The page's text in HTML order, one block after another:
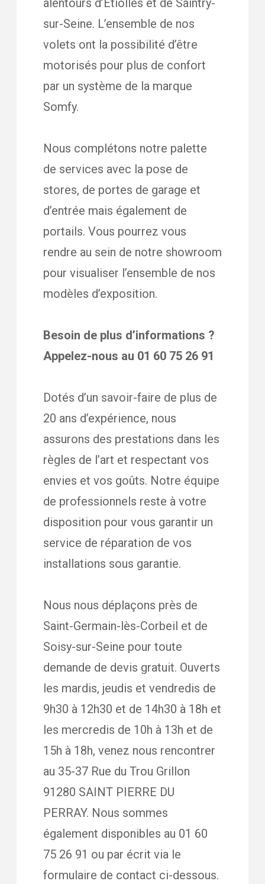
alentours d’Etiolles et de Saintry-
sur-Seine. L’ensemble de nos
volets ont la possibilité d’être
motorisés pour plus de confort
par un système de la marque
Somfy.
Nous complétons notre palette
de services avec la pose de
stores, de portes de garage et
d’entrée mais également de
portails. Vous pourrez vous
rendre au sein de notre showroom
pour visualiser l’ensemble de nos
modèles d’exposition.
Besoin de plus d’informations ?
Appelez-nous au 01 60 75 26 91
Dotés d’un savoir-faire de plus de
20 ans d’expérience, nous
assurons des prestations dans les
règles de l’art et respectant vos
envies et vos goûts. Notre équipe
de professionnels reste à votre
disposition pour vous garantir un
service de réparation de vos
installations sous garantie.
Nous nous déplaçons près de
Saint-Germain-lès-Corbeil et de
Soisy-sur-Seine pour toute
demande de devis gratuit. Ouverts
les mardis, jeudis et vendredis de
9h30 à 12h30 et de 14h30 à 18h et
les mercredis de 10h à 13h et de
15h à 18h, venez nous rencontrer
au 35-37 Rue du Trou Grillon
91280 SAINT PIERRE DU
PERRAY. Nous sommes
également disponibles au 01 60
75 26 91 ou par écrit via le
formulaire de contact ci-dessous.